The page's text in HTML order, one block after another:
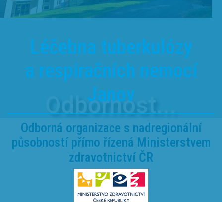
Odbornost...
Léčebna tuberkulózy
a respiračních nemocí
Janov
Odborná organizace s nadregionální
působností přímo řízená Ministerstvem
zdravotnictví ČR